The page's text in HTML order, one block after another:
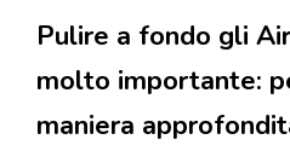
Pulire a fondo gli
molto importante:
maniera